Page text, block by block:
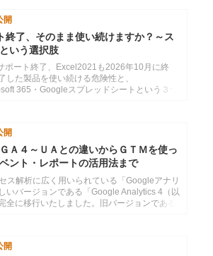
開
終了、そのまま使い続けますか？～ス
いう選択肢
ポート終了、Excel2021も2026年10月に終
した製品を使い続ける危険性と、
365・Googleスプレッドシートという３つ
開
Ａ４～ＵＡとの違いからＧＴＭを使っ
ント・レポートの活用法まで
ス解析に広く用いられている「Googleアナリ
いバージョンである「Google Analytics 4（以
全に移行いたしました。旧バージョンである
開